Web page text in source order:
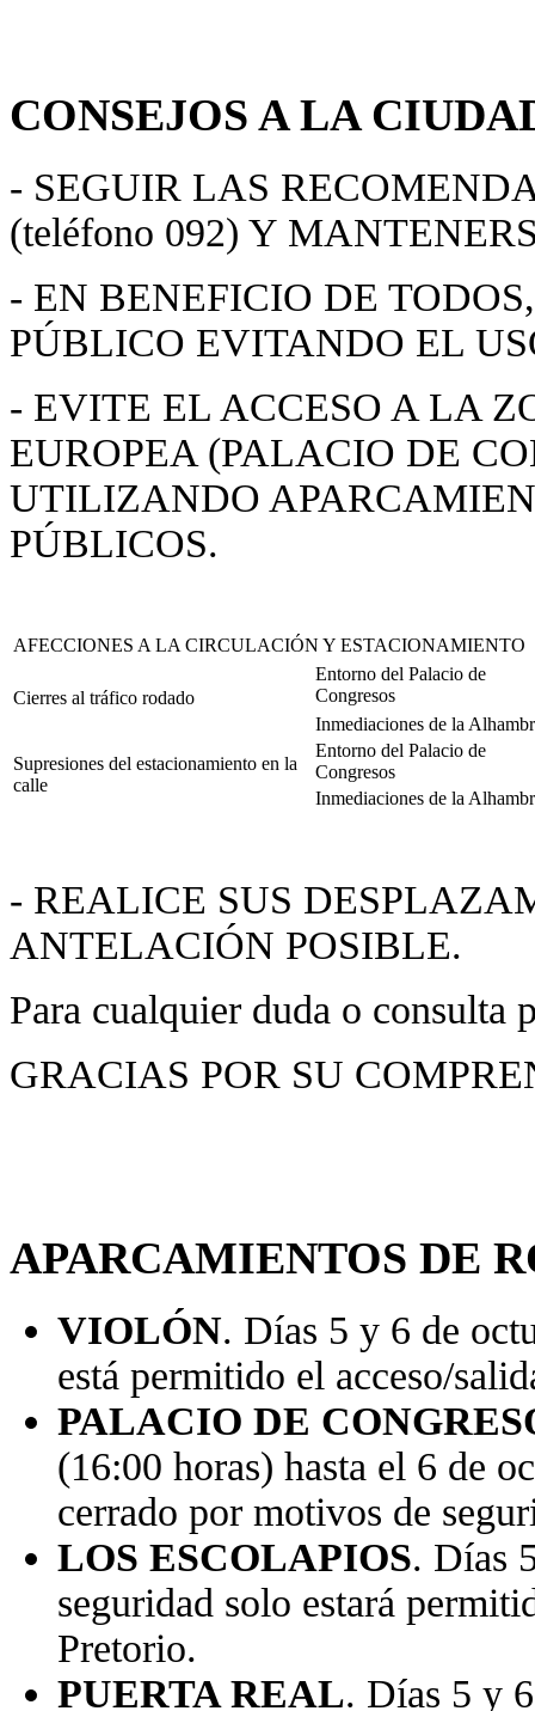
CONSEJOS A LA
- SEGUIR LAS
(teléfono 092) Y
- EN BENEFICIO DE
PÚBLICO EVITANDO EL
- EVITE EL ACCESO A LA
EUROPEA (PALACIO DE
UTILIZANDO
PÚBLICOS.
AFECCIONES A LA CIRCULACIÓN Y ESTACIONAMIENTO
Cierres al tráfico rodado
Entorno del Palacio de
Congresos
Inmediaciones de la
Supresiones del estacionamiento en la
calle
Entorno del Palacio de
Congresos
Inmediaciones de la
- REALICE SUS
ANTELACIÓN POSIBLE.
Para cualquier duda o consulta
GRACIAS POR SU
APARCAMIENTOS DE
VIOLÓN. Días 5 y 6 de
está permitido el acceso/
PALACIO DE
(16:00 horas) hasta el 6 de
cerrado por motivos de
LOS ESCOLAPIOS. Días
seguridad solo estará
Pretorio.
PUERTA REAL. Días 5 y